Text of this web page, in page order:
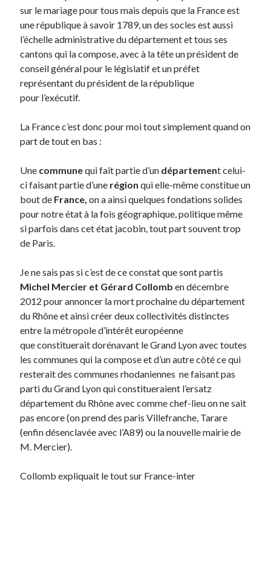
Derniers Commentaires
Entretien ménagerdansT’as vu quoi ? #52
JFdansC’était pas mieux avant… à Lyon
littleceltdansComment j’ai opéré ma vélorution toute personnelle
AnthonydansComment j’ai opéré ma vélorution toute personnelle
personnelle
Commentaires récents
Entretien ménagerdansT’as vu quoi ? #52
JFdansC’était pas mieux avant… à Lyon
littleceltdansComment j’ai opéré ma vélorution toute personnelle
AnthonydansComment j’ai opéré ma vélorution toute personnelle
Renaud Ducher
On parle de quoi ?
Bon plan du dimanche
Coup de coeur
Geek
Green
Humeur
Lectures
Mini-monsieur
sur le mariage pour tous mais depuis que la France est
une république à savoir 1789, un des socles est aussi
l’échelle administrative du département et tous ses
cantons qui la compose, avec à la tête un président de
conseil général pour le législatif et un préfet
représentant du président de la république
pour l’exécutif.
La France c’est donc pour moi tout simplement quand on
part de tout en bas :
Une communequi fait partie d’un département celui-
ci faisant partie d’une région qui elle-même constitue un
bout de France,on a ainsi quelques fondations solides
pour notre état à la fois géographique, politique même
si parfois dans cet état jacobin, tout part souvent trop
de Paris.
Je ne sais pas si c’est de ce constat que sont partis
Michel Mercier et Gérard Collomb en décembre
2012 pour annoncer la mort prochaine du département
du Rhône et ainsi créer deux collectivités distinctes
entre la métropole d’intérêt européenne
que constituerait dorénavant le Grand Lyon avec toutes
les communes qui la compose et d’un autre côté ce qui
resterait des communes rhodaniennes ne faisant pas
parti du Grand Lyon qui constitueraient l’ersatz
département du Rhône avec comme chef-lieu on ne sait
pas encore (on prend des paris Villefranche, Tarare
(enfin désenclavée avec l’A89) ou la nouvelle mairie de
M. Mercier).
Collomb expliquait le tout sur France-inter